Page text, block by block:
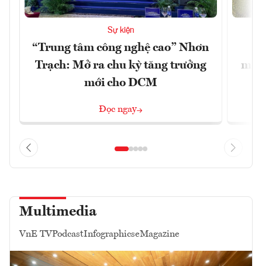
Sự kiện
“Trung tâm công nghệ cao” Nhơn
Trạch: Mở ra chu kỳ tăng trưởng
mới cho DCM
Đọc ngay
Multimedia
VnE TVPodcastInfographicseMagazine